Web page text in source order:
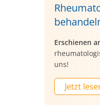
Erschienen
uns!
Jetzt